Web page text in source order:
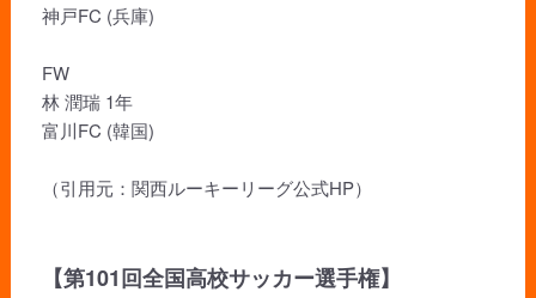
神戸FC (兵庫)
FW
林 潤瑞 1年
富川FC (韓国)
（引用元：関西ルーキーリーグ公式HP）
【第101回全国高校サッカー選手権】